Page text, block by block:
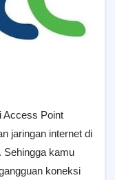
Access Point
jaringan internet di
Sehingga kamu
koneksi